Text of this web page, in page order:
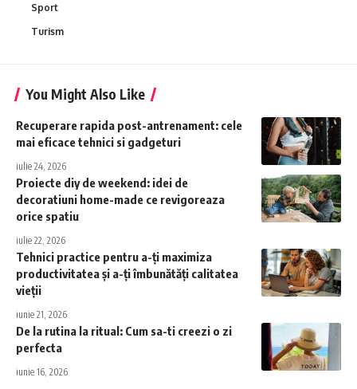
Sport
Turism
You Might Also Like
Recuperare rapida post-antrenament: cele
mai eficace tehnici si gadgeturi
iulie 24, 2026
Proiecte diy de weekend: idei de
decoratiuni home-made ce revigoreaza
orice spatiu
iulie 22, 2026
Tehnici practice pentru a-ți maximiza
productivitatea și a-ți îmbunătăți calitatea
vieții
iunie 21, 2026
De la rutina la ritual: Cum sa-ti creezi o zi
perfecta
iunie 16, 2026